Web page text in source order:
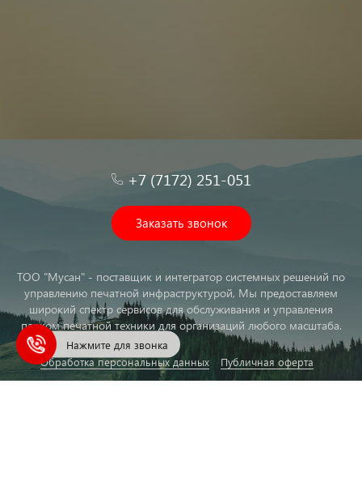
+7 (7172) 251-051
Заказать звонок
ТОО "Мусан" - поставщик и интегратор системных решений по
управлению печатной инфраструктурой, Мы предоставляем
широкий спектр сервисов для обслуживания и управления
парком печатной техники для организаций любого масштаба.
Обработка персональных данных Публичная оферта
Нажмите для звонка